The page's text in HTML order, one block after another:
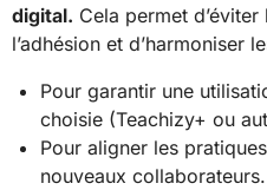
digital. Cela permet
l’adhésion et d’harmoniser
Pour garantir une
choisie (Teachizy+ ou
Pour aligner les
nouveaux collaborateurs.